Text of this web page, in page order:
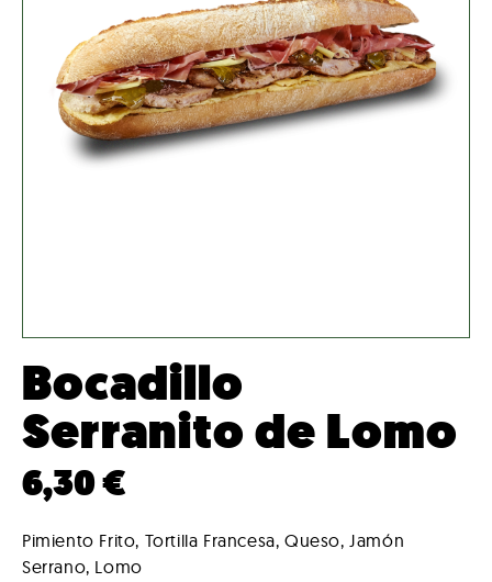
Bocadillo
Serranito de Lomo
6,30€
Pimiento Frito, Tortilla Francesa, Queso, Jamón
Serrano, Lomo